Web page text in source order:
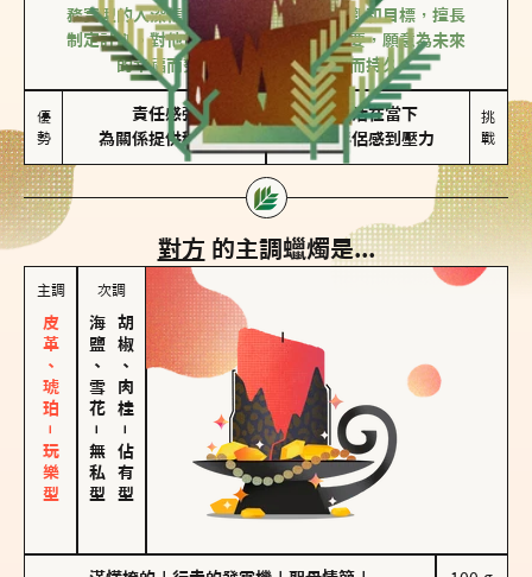
務實型的人深信愛情立基於共同的價值觀和目標，擅長
制定計劃。對他們來說，感情穩定最重要，願意為未來
的幸福而努力，讓愛情變得踏實而持久。
優
勢
責任感強
為關係提供穩定度
較難活在當下
易讓伴侶感到壓力
挑
戰
對方 的主調蠟燭是...
主調
皮革、琥珀－玩樂型
次調
海鹽、雪花
－
無私型
胡椒、肉桂
－
佔有型